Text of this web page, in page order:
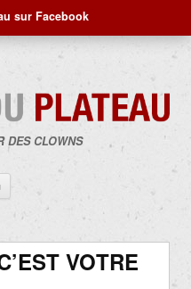
sur Facebook
DES CLOWNS
contenu
VOTRE